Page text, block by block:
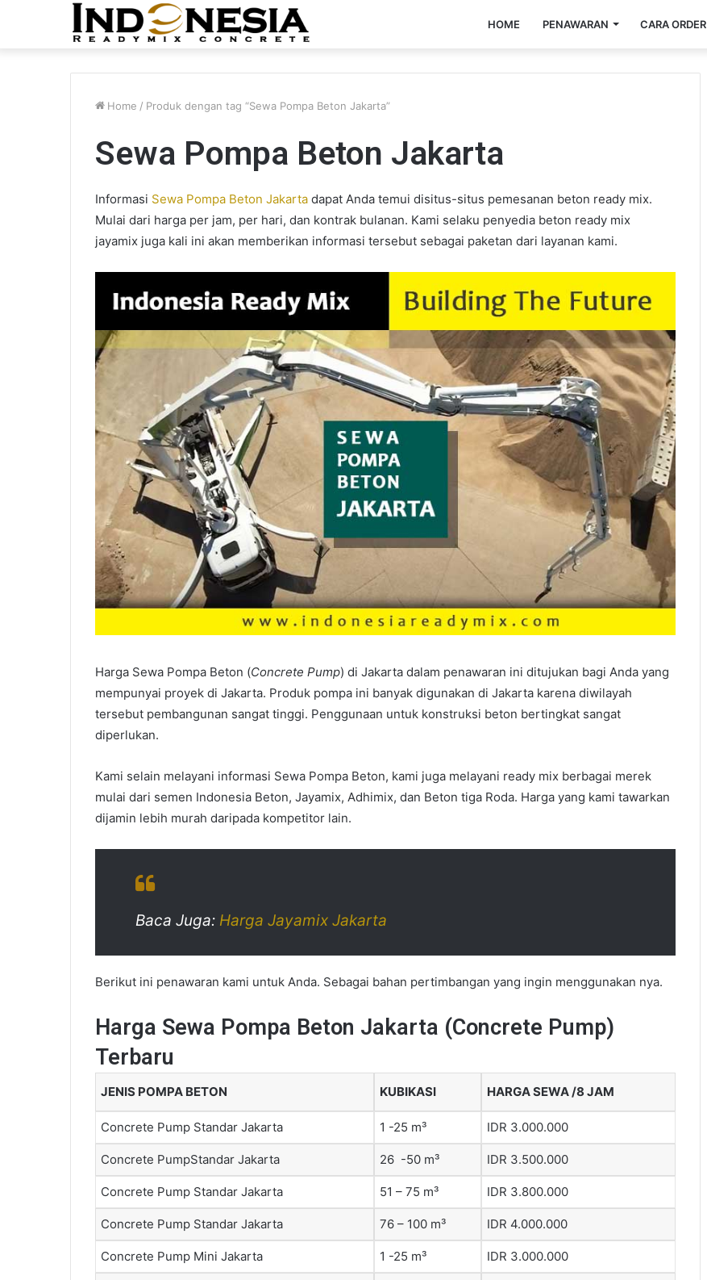
HOME PENAWARAN CARA ORDER
Home / Produk dengan tag “Sewa Pompa Beton Jakarta”
Sewa Pompa Beton Jakarta
Informasi Sewa Pompa Beton Jakarta dapat Anda temui disitus-situs pemesanan beton ready mix.
Mulai dari harga per jam, per hari, dan kontrak bulanan. Kami selaku penyedia beton ready mix
jayamix juga kali ini akan memberikan informasi tersebut sebagai paketan dari layanan kami.
Harga Sewa Pompa Beton (Concrete Pump) di Jakarta dalam penawaran ini ditujukan bagi Anda yang
mempunyai proyek di Jakarta. Produk pompa ini banyak digunakan di Jakarta karena diwilayah
tersebut pembangunan sangat tinggi. Penggunaan untuk konstruksi beton bertingkat sangat
diperlukan.
Kami selain melayani informasi Sewa Pompa Beton, kami juga melayani ready mix berbagai merek
mulai dari semen Indonesia Beton, Jayamix, Adhimix, dan Beton tiga Roda. Harga yang kami tawarkan
dijamin lebih murah daripada kompetitor lain.
Baca Juga: Harga Jayamix Jakarta
Berikut ini penawaran kami untuk Anda. Sebagai bahan pertimbangan yang ingin menggunakan nya.
Harga Sewa Pompa Beton Jakarta (Concrete Pump)
Terbaru
JENIS POMPA BETON KUBIKASI HARGA SEWA /8 JAM
Concrete Pump Standar Jakarta 1 -25 m³ IDR 3.000.000
Concrete PumpStandar Jakarta 26 -50 m³ IDR 3.500.000
Concrete Pump Standar Jakarta 51 – 75 m³ IDR 3.800.000
Concrete Pump Standar Jakarta 76 – 100 m³ IDR 4.000.000
Concrete Pump Mini Jakarta 1 -25 m³ IDR 3.000.000